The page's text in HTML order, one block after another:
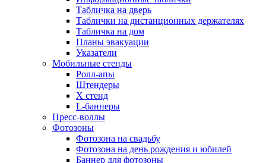
Табличка на дверь
Таблички на дистанционных держателях
Табличка на дом
Планы эвакуации
Указатели
Мобильные стенды
Ролл-апы
Штендеры
Х стенд
L-баннеры
Пресс-воллы
Фотозоны
Фотозона на свадьбу
Фотозона на день рождения и юбилей
Баннер для фотозоны